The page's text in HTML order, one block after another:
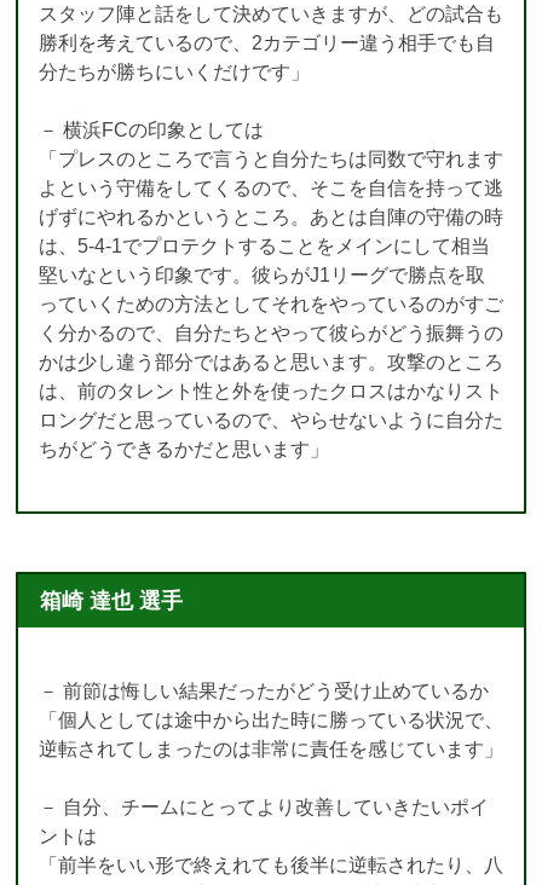
スタッフ陣と話をして決めていきますが、どの試合も
勝利を考えているので、2カテゴリー違う相手でも自
分たちが勝ちにいくだけです」
－ 横浜FCの印象としては
「プレスのところで言うと自分たちは同数で守れます
よという守備をしてくるので、そこを自信を持って逃
げずにやれるかというところ。あとは自陣の守備の時
は、5-4-1でプロテクトすることをメインにして相当
堅いなという印象です。彼らがJ1リーグで勝点を取
っていくための方法としてそれをやっているのがすご
く分かるので、自分たちとやって彼らがどう振舞うの
かは少し違う部分ではあると思います。攻撃のところ
は、前のタレント性と外を使ったクロスはかなりスト
ロングだと思っているので、やらせないように自分た
ちがどうできるかだと思います」
箱崎 達也 選手
－ 前節は悔しい結果だったがどう受け止めているか
「個人としては途中から出た時に勝っている状況で、
逆転されてしまったのは非常に責任を感じています」
－ 自分、チームにとってより改善していきたいポイ
ントは
「前半をいい形で終えれても後半に逆転されたり、八